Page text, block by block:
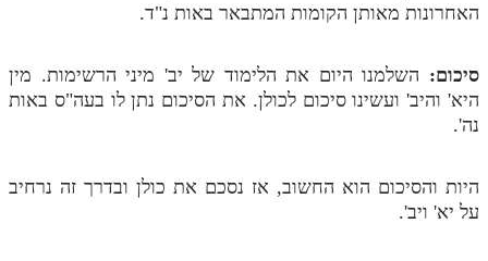
אודות האתר
בעל הסולם
לאתר ספר הרב
האחרונות מאותן הקומות המתבאר באות נ"ד.
סיכום: השלמנו היום את הלימוד של יב' מיני הרשימות. מין
היא' והיב' ועשינו סיכום לכולן. את הסיכום נתן לו בעה"ס באות
נה'.
היות והסיכום הוא החשוב, אז נסכם את כולן ובדרך זה נרחיב
על יא' ויב'.